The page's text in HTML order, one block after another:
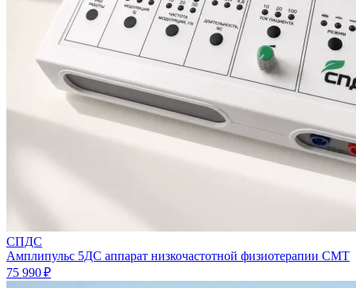
СПДС
Амплипульс 5ДС аппарат низкочастотной физиотерапии СМТ
75 990 ₽